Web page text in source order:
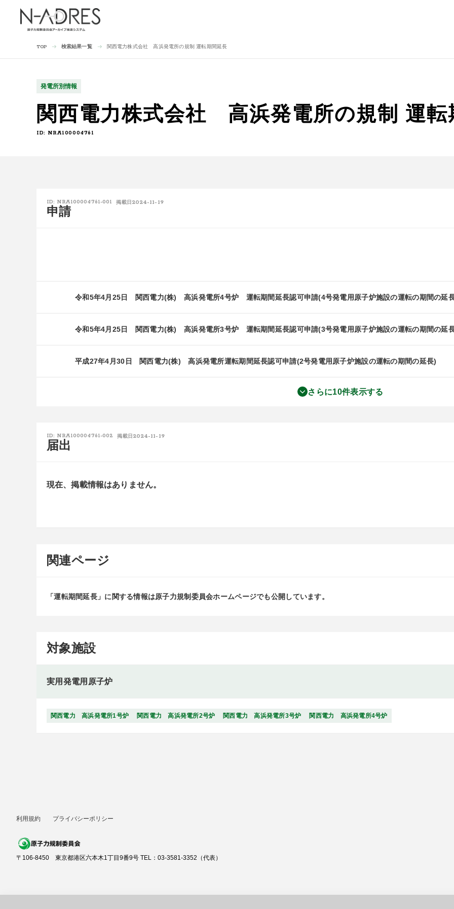
TOP 検索結果一覧 関西電力株式会社 高浜発電所の規制 運転期間延長
発電所別情報
関西電力株式会社 高浜発電所の規制 運転
ID: NRA100004761
ID: NRA100004761-001 掲載日 2024-11-19
申請
令和5年4月25日 関西電力(株) 高浜発電所4号炉 運転期間延長認可申請(4号発電用原子炉施設の運転の期間の延
令和5年4月25日 関西電力(株) 高浜発電所3号炉 運転期間延長認可申請(3号発電用原子炉施設の運転の期間の延
平成27年4月30日 関西電力(株) 高浜発電所運転期間延長認可申請(2号発電用原子炉施設の運転の期間の延長)
さらに10件表示する
ID: NRA100004761-002 掲載日 2024-11-19
届出
現在、掲載情報はありません。
関連ページ
「運転期間延長」に関する情報は原子力規制委員会ホームページでも公開しています。
対象施設
実用発電用原子炉
関西電力 高浜発電所1号炉 関西電力 高浜発電所2号炉 関西電力 高浜発電所3号炉 関西電力 高浜発電所4号炉
利用規約 プライバシーポリシー
〒106-8450 東京都港区六本木1丁目9番9号 TEL：03-3581-3352（代表）